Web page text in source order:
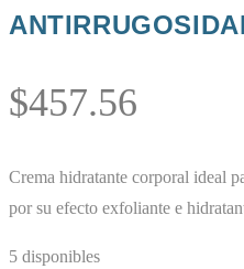
$457.56
Crema hidratante corporal ideal
por su efecto exfoliante e
5 disponibles